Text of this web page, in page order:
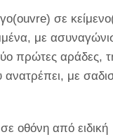
σε
με
πρώτες αράδες,
ανατρέπει, με
οθόνη από